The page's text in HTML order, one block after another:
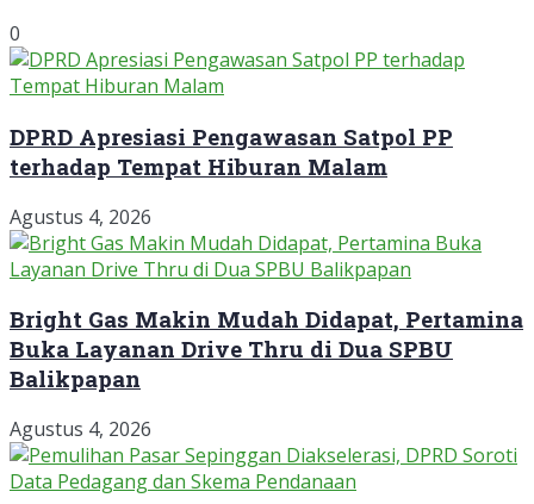
0
DPRD Apresiasi Pengawasan Satpol PP
terhadap Tempat Hiburan Malam
Agustus 4, 2026
Bright Gas Makin Mudah Didapat, Pertamina
Buka Layanan Drive Thru di Dua SPBU
Balikpapan
Agustus 4, 2026